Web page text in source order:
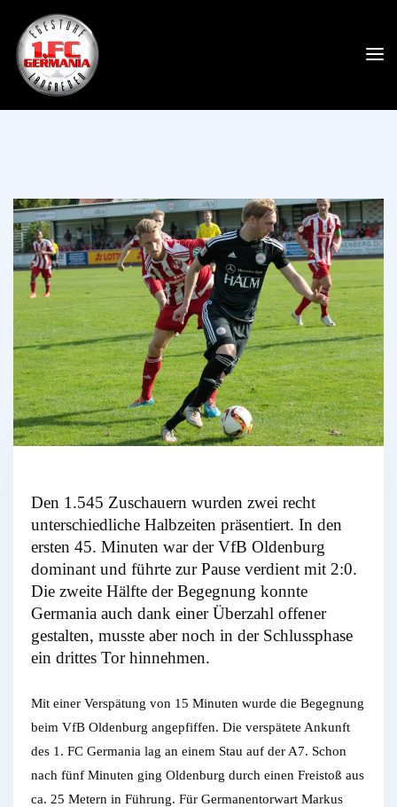
Den 1.545 Zuschauern wurden zwei recht
unterschiedliche Halbzeiten präsentiert. In den
ersten 45. Minuten war der VfB Oldenburg
dominant und führte zur Pause verdient mit 2:0.
Die zweite Hälfte der Begegnung konnte
Germania auch dank einer Überzahl offener
gestalten, musste aber noch in der Schlussphase
ein drittes Tor hinnehmen.
Mit einer Verspätung von 15 Minuten wurde die Begegnung
beim VfB Oldenburg angepfiffen. Die verspätete Ankunft
des 1. FC Germania lag an einem Stau auf der A7. Schon
nach fünf Minuten ging Oldenburg durch einen Freistoß aus
ca. 25 Metern in Führung. Für Germanentorwart Markus